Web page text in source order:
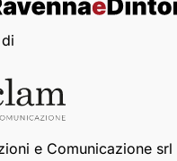
e Comunicazione srl